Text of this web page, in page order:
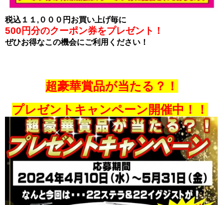
税込１１,０００円お買い上げ毎に
500円分のクーポン券をプレゼント！
ぜひお得なこの機会にご利用ください！
超豪華賞品が当たる？！
プレゼントキャンペーン開催中！！